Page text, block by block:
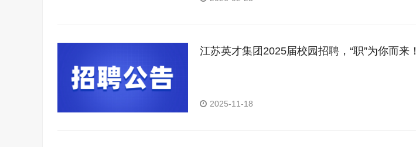
江苏英才集团2025届校园招聘，“职”为你而来！
2025-11-18